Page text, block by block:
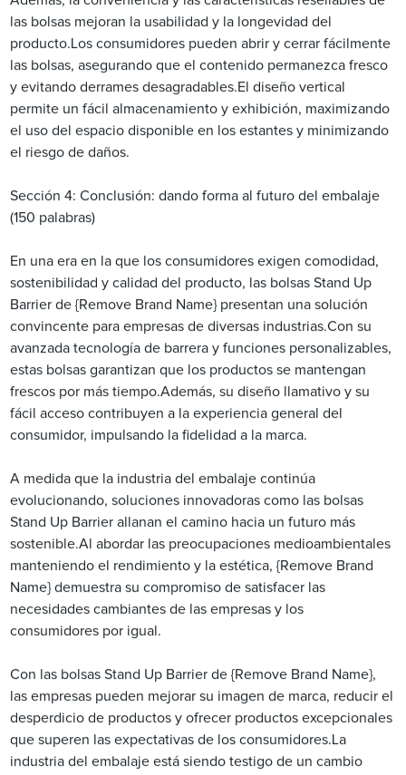
las bolsas mejoran la usabilidad y la longevidad del
producto.Los consumidores pueden abrir y cerrar fácilmente
las bolsas, asegurando que el contenido permanezca fresco
y evitando derrames desagradables.El diseño vertical
permite un fácil almacenamiento y exhibición, maximizando
el uso del espacio disponible en los estantes y minimizando
el riesgo de daños.
Sección 4: Conclusión: dando forma al futuro del embalaje
(150 palabras)
En una era en la que los consumidores exigen comodidad,
sostenibilidad y calidad del producto, las bolsas Stand Up
Barrier de {Remove Brand Name} presentan una solución
convincente para empresas de diversas industrias.Con su
avanzada tecnología de barrera y funciones personalizables,
estas bolsas garantizan que los productos se mantengan
frescos por más tiempo.Además, su diseño llamativo y su
fácil acceso contribuyen a la experiencia general del
consumidor, impulsando la fidelidad a la marca.
A medida que la industria del embalaje continúa
evolucionando, soluciones innovadoras como las bolsas
Stand Up Barrier allanan el camino hacia un futuro más
sostenible.Al abordar las preocupaciones medioambientales
manteniendo el rendimiento y la estética, {Remove Brand
Name} demuestra su compromiso de satisfacer las
necesidades cambiantes de las empresas y los
consumidores por igual.
Con las bolsas Stand Up Barrier de {Remove Brand Name},
las empresas pueden mejorar su imagen de marca, reducir el
desperdicio de productos y ofrecer productos excepcionales
que superen las expectativas de los consumidores.La
industria del embalaje está siendo testigo de un cambio